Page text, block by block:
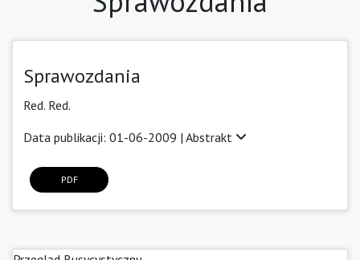
Sprawozdania
Red. Red.
Data publikacji: 01-06-2009 | Abstrakt
PDF